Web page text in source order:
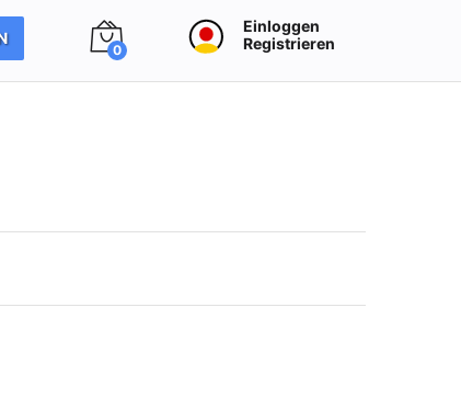
0
Einloggen
Registrieren